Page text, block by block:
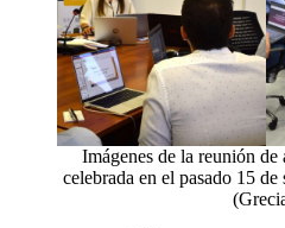
Imágenes de la reunión
celebrada en el pasado 15